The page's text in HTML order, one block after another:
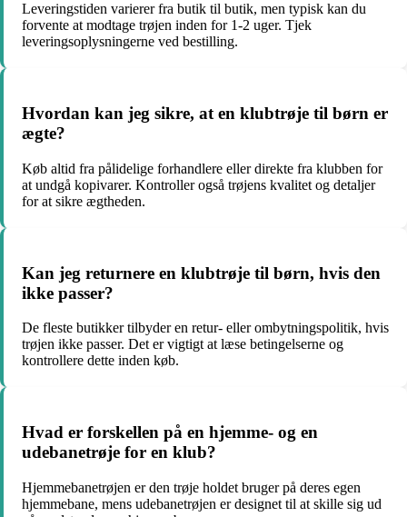
Leveringstiden varierer fra butik til butik, men typisk kan du
forvente at modtage trøjen inden for 1-2 uger. Tjek
leveringsoplysningerne ved bestilling.
Hvordan kan jeg sikre, at en klubtrøje til børn er
ægte?
Køb altid fra pålidelige forhandlere eller direkte fra klubben for
at undgå kopivarer. Kontroller også trøjens kvalitet og detaljer
for at sikre ægtheden.
Kan jeg returnere en klubtrøje til børn, hvis den
ikke passer?
De fleste butikker tilbyder en retur- eller ombytningspolitik, hvis
trøjen ikke passer. Det er vigtigt at læse betingelserne og
kontrollere dette inden køb.
Hvad er forskellen på en hjemme- og en
udebanetrøje for en klub?
Hjemmebanetrøjen er den trøje holdet bruger på deres egen
hjemmebane, mens udebanetrøjen er designet til at skille sig ud